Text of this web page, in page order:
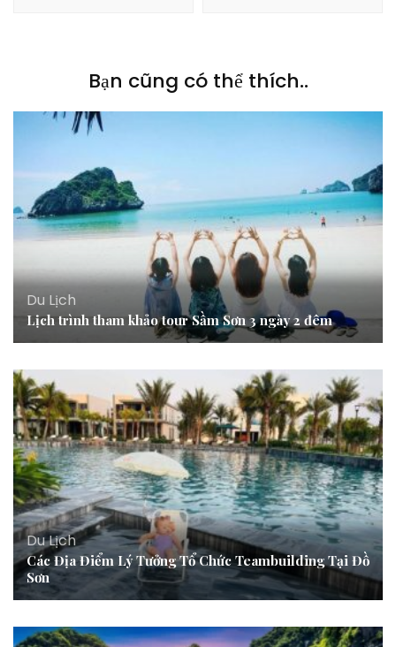
Bạn cũng có thể thích..
Du Lịch
Lịch trình tham khảo tour Sầm Sơn 3 ngày 2 đêm
Du Lịch
Các Địa Điểm Lý Tưởng Tổ Chức Teambuilding Tại Đồ
Sơn